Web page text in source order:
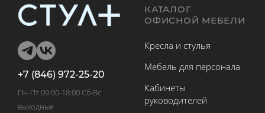
+7 (846) 972-25-20
Пн-Пт 09:00-18:00 Сб-Вс
выходные
КАТАЛОГ
ОФИСНОЙ МЕБЕЛИ
Кресла и стулья
Мебель для персонала
Кабинеты
руководителей